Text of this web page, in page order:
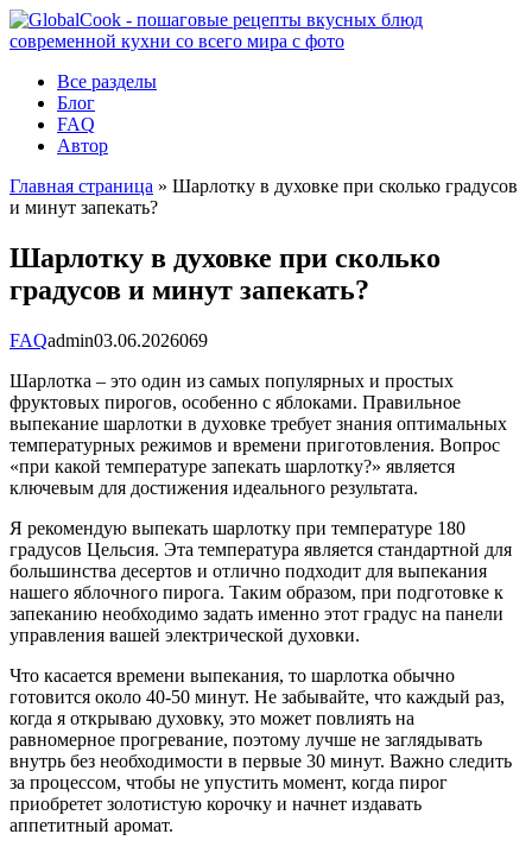
Перейти
к
Все разделы
Блог
FAQ
Автор
Главная страница » Шарлотку в духовке при сколько градусов
и минут запекать?
Шарлотку в духовке при сколько
градусов и минут запекать?
FAQadmin03.06.2026069
Шарлотка – это один из самых популярных и простых
фруктовых пирогов, особенно с яблоками. Правильное
выпекание шарлотки в духовке требует знания оптимальных
температурных режимов и времени приготовления. Вопрос
«при какой температуре запекать шарлотку?» является
ключевым для достижения идеального результата.
Я рекомендую выпекать шарлотку при температуре 180
градусов Цельсия. Эта температура является стандартной для
большинства десертов и отлично подходит для выпекания
нашего яблочного пирога. Таким образом, при подготовке к
запеканию необходимо задать именно этот градус на панели
управления вашей электрической духовки.
Что касается времени выпекания, то шарлотка обычно
готовится около 40-50 минут. Не забывайте, что каждый раз,
когда я открываю духовку, это может повлиять на
равномерное прогревание, поэтому лучше не заглядывать
внутрь без необходимости в первые 30 минут. Важно следить
за процессом, чтобы не упустить момент, когда пирог
приобретет золотистую корочку и начнет издавать
аппетитный аромат.